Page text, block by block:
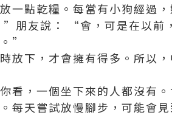
一點亁糧。每當有小狗經過
”朋友說： “會，可是在以前
”
放下，才會擁有得多。所以，
看，一個坐下來的人都沒有
每天嘗試放慢腳步，可能會見